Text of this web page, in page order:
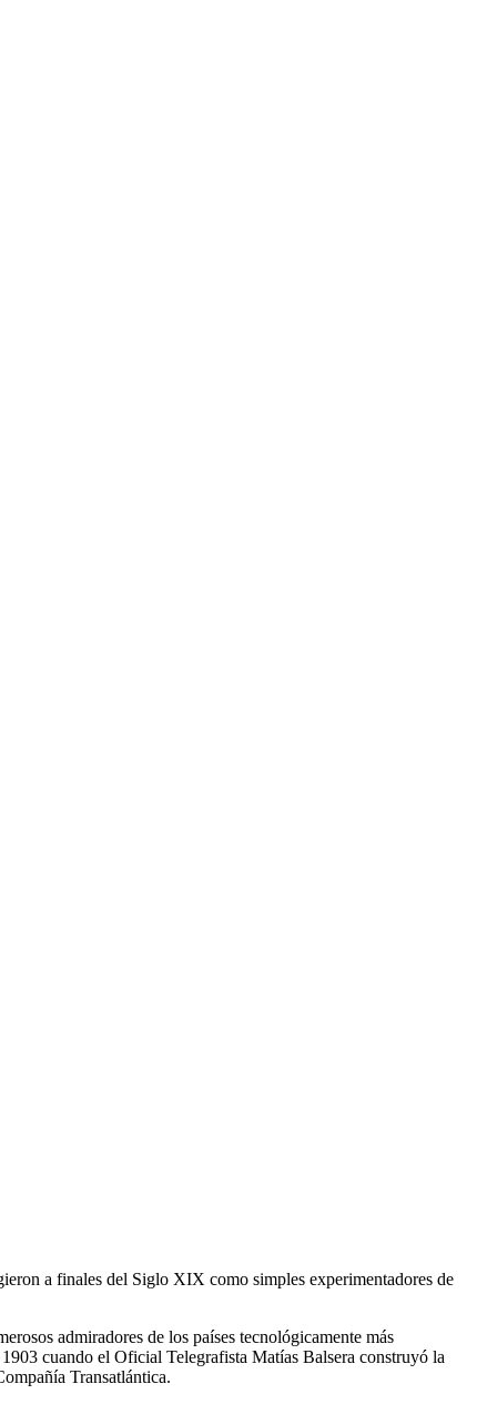
a finales del Siglo XIX como simples experimentadores de
admiradores de los países tecnológicamente más
cuando el Oficial Telegrafista Matías Balsera construyó la
Transatlántica.